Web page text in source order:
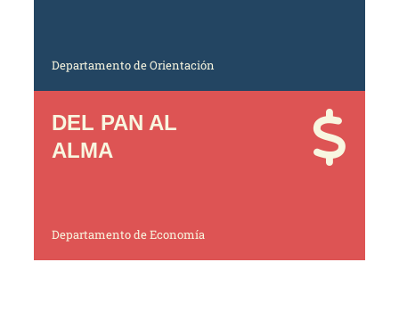
Departamento de Orientación
DEL PAN AL
ALMA
Departamento de Economía